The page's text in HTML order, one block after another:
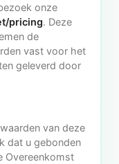
onze
pricing. Deze
de
vast voor het
geleverd door
van deze
dat u gebonden
Overeenkomst